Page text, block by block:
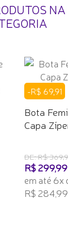
-R$ 69,91
Bota
Capa
DE: R$
R$ 299,99
em até 6x
R$